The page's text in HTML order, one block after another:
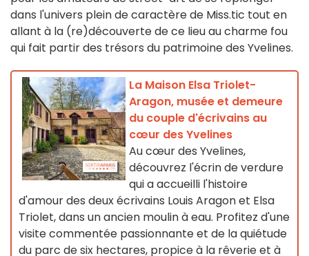
dans l'univers plein de caractère de Miss.tic tout en
allant à la (re)découverte de ce lieu au charme fou
qui fait partir des trésors du patrimoine des Yvelines.
La Maison Elsa Triolet-
Aragon, musée et demeure
du couple d'écrivains au
cœur des Yvelines
Au cœur des Yvelines,
découvrez l'écrin de verdure
qui a accueilli l'histoire
d'amour des deux écrivains Louis Aragon et Elsa
Triolet, dans un ancien moulin à eau. Profitez d'une
visite commentée passionnante et de la quiétude
du parc de six hectares, propice à la rêverie et à